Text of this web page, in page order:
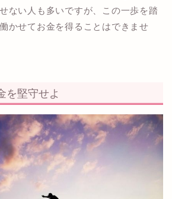
ない人も多いですが、この一歩を踏
かせてお金を得ることはできませ
を堅守せよ